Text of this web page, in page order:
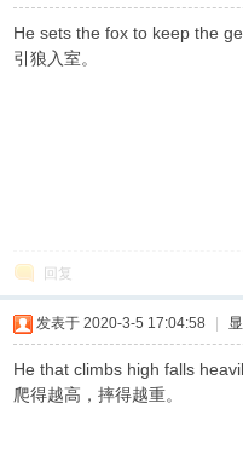
He sets the fox to keep the
引狼入室。
回复
发表于 2020-3-5 17:04:58
He that climbs high falls
爬得越高，摔得越重。